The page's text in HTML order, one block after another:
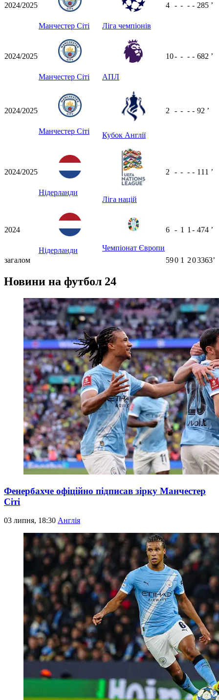
2024/2025
Манчестер Сіті Ліга чемпіонів
4 - - - - 285 ʼ
2024/2025
Манчестер Сіті АПЛ
10- - - - 682 ʼ
2024/2025
Манчестер Сіті Кубок Англії
2 - - - - 92 ʼ
2024/2025
Нідерланди
Ліга націй
2 - - - - 111 ʼ
2024
Нідерланди Чемпіонат Європи
6 - 1 1 - 474 ʼ
загалом 590 1 203363ʼ
Новини на футбол 24
Фенербахче офіційно підписав зірку Манчестер
Сіті
03 липня, 18:30 Англія